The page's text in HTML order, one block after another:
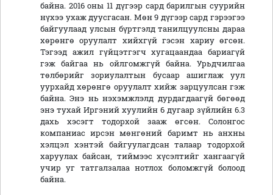
байна. 2016 оны 11 дүгээр сард барилгын суурийн
нүхээ ухаж дуусгасан. Мөн 9 дүгээр сард гэрээгээ
байгуулаад улсын бүртгэлд танилцуулсны дараа
хөрөнгө оруулалт хийхгүй гэсэн хариу өгсөн.
Тэгээд ажил гүйцэтгэгч хугацаандаа бариагүй
гэж байгаа нь ойлгомжгүй байна. Урьдчилгаа
төлбөрийг зориулалтын бусаар ашиглаж уул
уурхайд хөрөнгө оруулалт хийж зарцуулсан гэж
байна. Энэ нь нэхэмжлэлд дурдагдаагүй бөгөөд
энэ тухай Иргэний хуулийн 6 дугаар зүйлийн 6.3
дахь хэсэгт тодорхой зааж өгсөн. Солонгос
компаниас ирсэн мөнгөний баримт нь анхны
хэлцэл хэнтэй байгуулагдсан талаар тодорхой
харуулах байсан, тиймээс хүсэлтийг хангаагүй
учир уг татгалзалаа нотлох боломжгүй болоод
байна.